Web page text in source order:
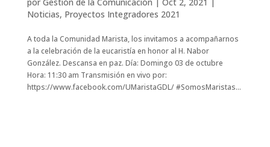
Noticias, Proyectos Integradores 2021
A toda la Comunidad Marista, los invitamos a acompañarnos
a la celebración de la eucaristía en honor al H. Nabor
González. Descansa en paz. Día: Domingo 03 de octubre
Hora: 11:30 am Transmisión en vivo por:
https://www.facebook.com/UMaristaGDL/ #SomosMaristas...